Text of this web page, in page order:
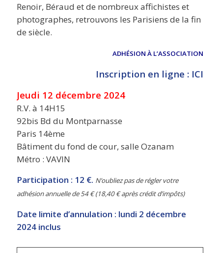
Renoir, Béraud et de nombreux affichistes et
photographes, retrouvons les Parisiens de la fin
de siècle.
ADHÉSION À L’ASSOCIATION
Inscription en ligne : ICI
Jeudi 12 décembre 2024
R.V. à 14H15
92bis Bd du Montparnasse
Paris 14ème
Bâtiment du fond de cour, salle Ozanam
Métro : VAVIN
Participation : 12 €. N’oubliez pas de régler votre
adhésion annuelle de 54 € (18,40 € après crédit d’impôts)
Date limite d’annulation : lundi 2 décembre
2024 inclus